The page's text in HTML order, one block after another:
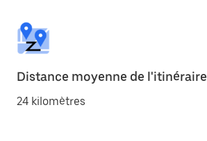
Distance moyenne de l'itinéraire
24 kilomètres